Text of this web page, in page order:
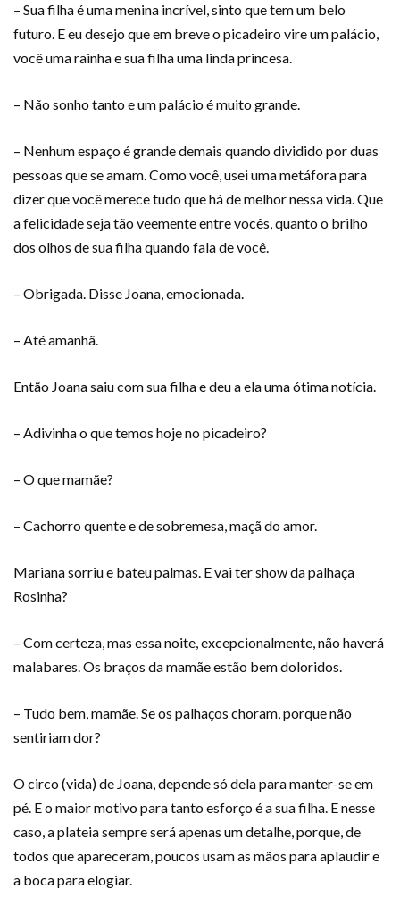
– Sua filha é uma menina incrível, sinto que tem um belo
futuro. E eu desejo que em breve o picadeiro vire um palácio,
você uma rainha e sua filha uma linda princesa.
– Não sonho tanto e um palácio é muito grande.
– Nenhum espaço é grande demais quando dividido por duas
pessoas que se amam. Como você, usei uma metáfora para
dizer que você merece tudo que há de melhor nessa vida. Que
a felicidade seja tão veemente entre vocês, quanto o brilho
dos olhos de sua filha quando fala de você.
– Obrigada. Disse Joana, emocionada.
– Até amanhã.
Então Joana saiu com sua filha e deu a ela uma ótima notícia.
– Adivinha o que temos hoje no picadeiro?
– O que mamãe?
– Cachorro quente e de sobremesa, maçã do amor.
Mariana sorriu e bateu palmas. E vai ter show da palhaça
Rosinha?
– Com certeza, mas essa noite, excepcionalmente, não haverá
malabares. Os braços da mamãe estão bem doloridos.
– Tudo bem, mamãe. Se os palhaços choram, porque não
sentiriam dor?
O circo (vida) de Joana, depende só dela para manter-se em
pé. E o maior motivo para tanto esforço é a sua filha. E nesse
caso, a plateia sempre será apenas um detalhe, porque, de
todos que apareceram, poucos usam as mãos para aplaudir e
a boca para elogiar.